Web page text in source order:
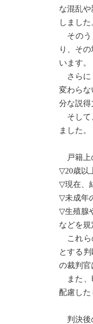
な混乱
しました
そのう
り、そ
います。
さらに
変わら
分な説得
そして
ました。
戸籍上
▽20歳以
▽現在、
▽未成年
▽生殖腺
などを規
これら
とする
の裁判官
また、
配慮し
判決後